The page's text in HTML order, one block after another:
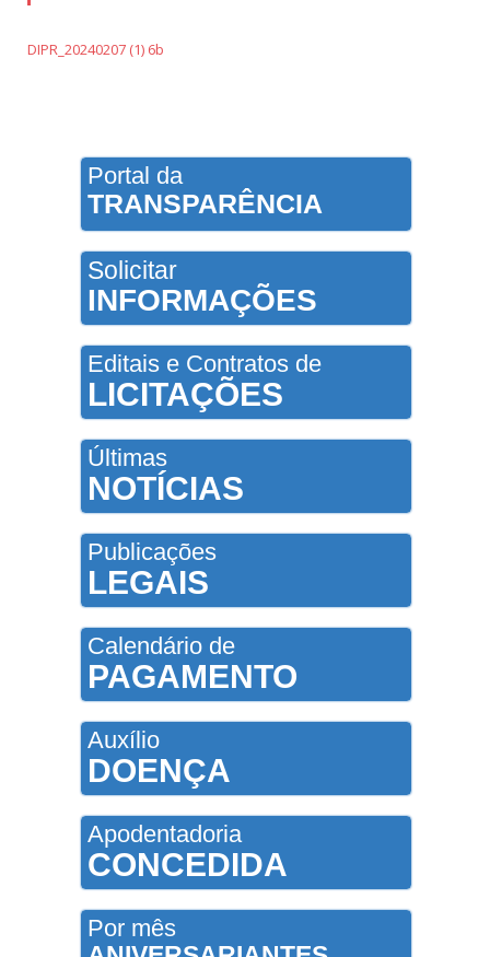
DIPR_20240207 (1) 6b
Portal da
TRANSPARÊNCIA
Solicitar
INFORMAÇÕES
Editais e Contratos de
LICITAÇÕES
Últimas
NOTÍCIAS
Publicações
LEGAIS
Calendário de
PAGAMENTO
Auxílio
DOENÇA
Apodentadoria
CONCEDIDA
Por mês